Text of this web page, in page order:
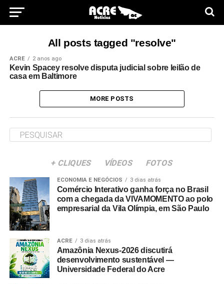
All posts tagged "resolve"
ACRE 2 anos ago
Kevin Spacey resolve disputa judicial sobre leilão de
casa em Baltimore
MORE POSTS
+ CLIQUES VÍDEOS FOTOS
ECONOMIA E NEGÓCIOS 3 dias atrás
Comércio Interativo ganha força no Brasil
com a chegada da VIVAMOMENTO ao polo
empresarial da Vila Olímpia, em São Paulo
ACRE 3 dias atrás
Amazônia Nexus-2026 discutirá
desenvolvimento sustentável —
Universidade Federal do Acre